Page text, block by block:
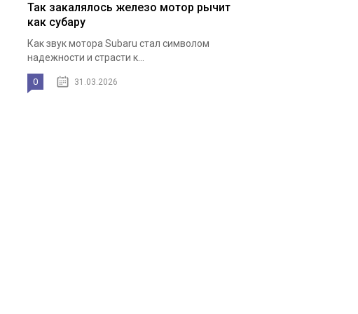
Так закалялось железо мотор рычит
как субару
Как звук мотора Subaru стал символом
надежности и страсти к...
0 31.03.2026